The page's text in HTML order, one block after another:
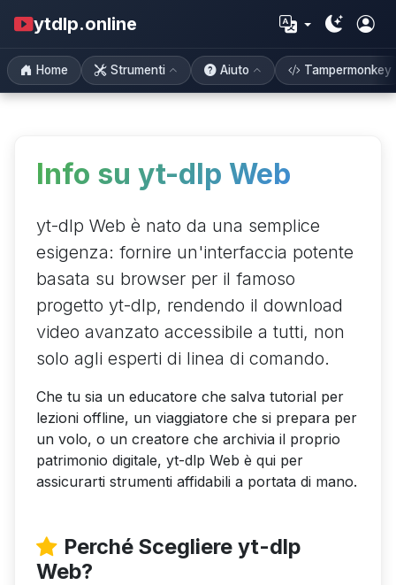
ytdlp.online
Home Strumenti Aiuto Tampermonkey
Info su yt-dlp Web
yt-dlp Web è nato da una semplice
esigenza: fornire un'interfaccia potente
basata su browser per il famoso
progetto yt-dlp, rendendo il download
video avanzato accessibile a tutti, non
solo agli esperti di linea di comando.
Che tu sia un educatore che salva tutorial per
lezioni offline, un viaggiatore che si prepara per
un volo, o un creatore che archivia il proprio
patrimonio digitale, yt-dlp Web è qui per
assicurarti strumenti affidabili a portata di mano.
Perché Scegliere yt-dlp
Web?